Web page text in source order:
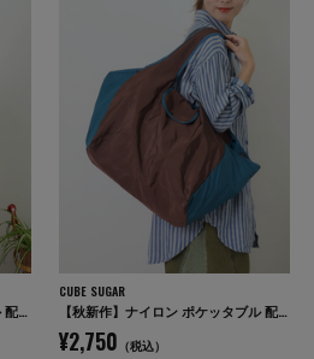
【秋新作】ナイロン ポケッタブル 配色 マルシェ バッグ
CUBE SUGAR
【秋新作】ナイロン ポケッタブル 配色 マルシェ バッグ
¥2,750 （税込）